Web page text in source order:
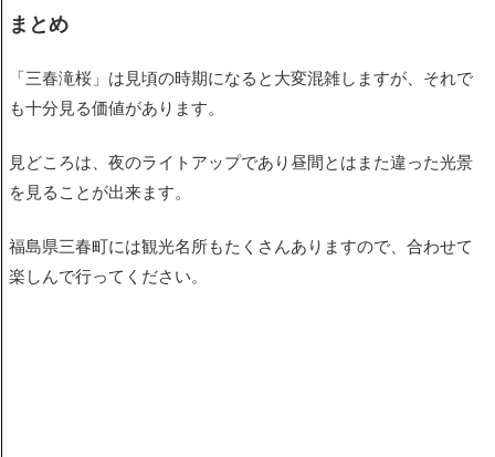
まとめ
「三春滝桜」 は見頃の時期になると大変混雑しますが、それで
も十分見る価値があります。
見どころは、夜のライトアップであり昼間とはまた違った光景
を見ることが出来ます。
福島県三春町には観光名所もたくさんありますので、合わせて
楽しんで行ってください。